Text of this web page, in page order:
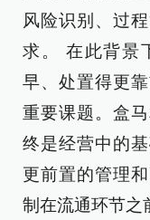
风险识别、过
求。 在此背景
早、处置得更
重要课题。盒
终是经营中的
更前置的管理
制在流通环节之